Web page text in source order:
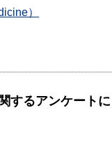
）
するアンケート